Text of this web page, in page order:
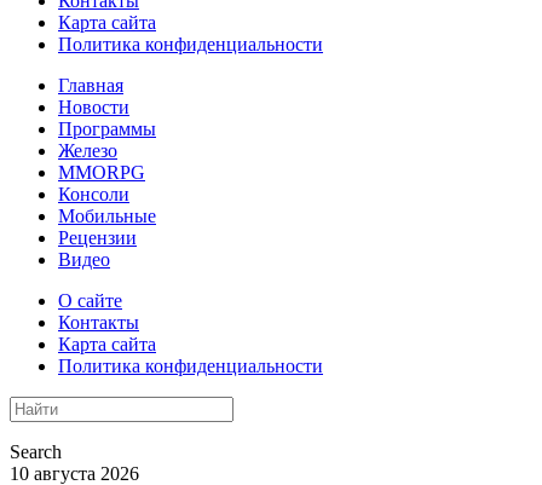
Карта сайта
Политика конфиденциальности
Главная
Новости
Программы
Железо
MMORPG
Консоли
Мобильные
Рецензии
Видео
О сайте
Контакты
Карта сайта
Политика конфиденциальности
Search
10 августа 2026